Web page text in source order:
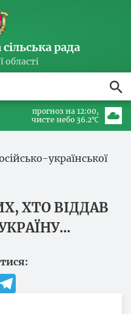
рада
області
прогноз на 12:00
чисте небо 36.2℃
української
ХТО ВІДДАВ